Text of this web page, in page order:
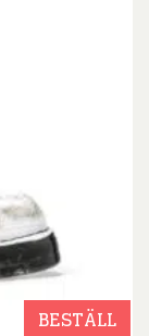
BESTÄLL